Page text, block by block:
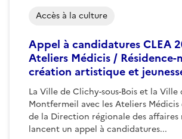
Appel à candidatures CLEA
Ateliers Médicis / Résidence-
création artistique et
La Ville de Clichy-sous-Bois et la Ville
Montfermeil avec les Ateliers
de la Direction régionale des affaires
lancent un appel à candidatures...
Accès à la culture